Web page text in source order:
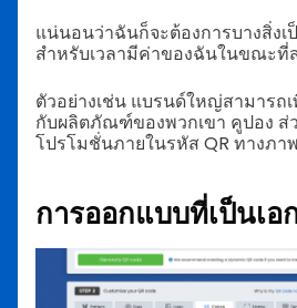
แน่นอนว่าฉันก็จะต้องการบางสิ่ง
สำหรับเวลามีค่าของฉันในขณะที่
ตัวอย่างเช่น แบรนด์ใหญ่สามารถ
กับผลิตภัณฑ์ของพวกเขา คูปอง ส่
โปรโมชั่นภายในรหัส QR ทางภาพ
การออกแบบที่เป็นเ